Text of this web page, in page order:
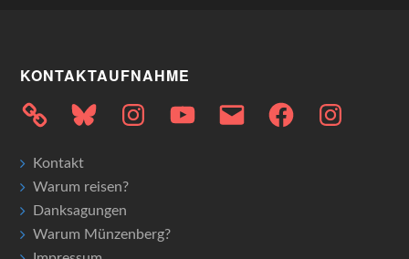
KONTAKTAUFNAHME
Bluesky InstagramYouTubeE-
Mail
FacebookInstagram
Kontakt
Warum reisen?
Danksagungen
Warum Münzenberg?